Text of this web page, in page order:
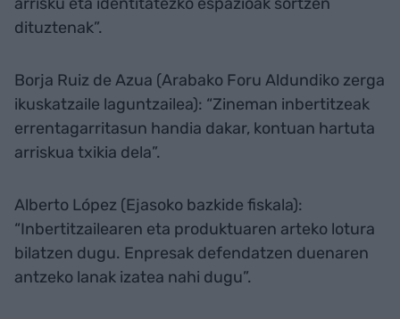
dituztenak”.
Borja Ruiz de Azua (Arabako Foru Aldundiko zerga
ikuskatzaile laguntzailea): “Zineman inbertitzeak
errentagarritasun handia dakar, kontuan hartuta
arriskua txikia dela”.
Alberto López (Ejasoko bazkide fiskala):
“Inbertitzailearen eta produktuaren arteko lotura
bilatzen dugu. Enpresak defendatzen duenaren
antzeko lanak izatea nahi dugu”.